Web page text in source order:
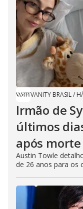
VANITY BRASIL/
Irmão de
últimos
após
Austin Towle
de 26 anos para os